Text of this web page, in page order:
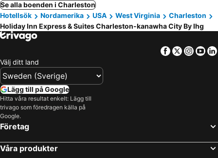
Se alla boenden i Charleston
Hotellsök
Nordamerika USA West Virginia
Charleston
Holiday Inn Express & Suites Charleston-kanawha City By Ihg
Facebook
Twitter
Välj ditt land
Lägg till på Google
Hitta våra resultat enkelt: Lägg till
trivago som föredragen källa på
Google.
Företag
Våra produkter